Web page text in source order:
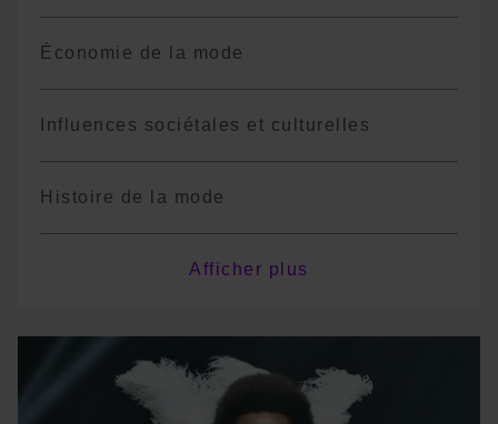
Économie de la mode
Influences sociétales et culturelles
Histoire de la mode
Mode responsable
Tendances
Mode à l’international
Afficher plus